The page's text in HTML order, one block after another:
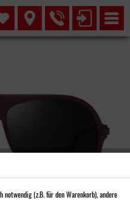
notwendig (z.B. für den Warenkorb), andere